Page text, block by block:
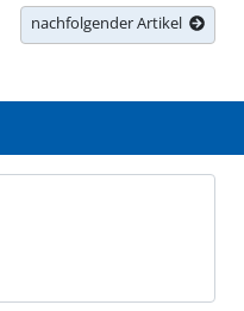
nachfolgender Artikel